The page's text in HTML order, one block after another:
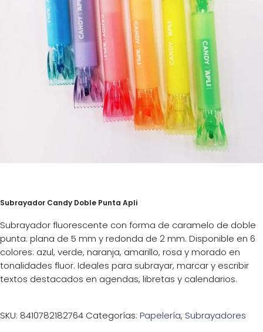
0,00€
¡Imprimir!
Subrayador Candy Doble Punta Apli
Subrayador fluorescente con forma de caramelo de doble
punta: plana de 5 mm y redonda de 2 mm. Disponible en 6
colores: azul, verde, naranja, amarillo, rosa y morado en
tonalidades fluor. Ideales para subrayar, marcar y escribir
textos destacados en agendas, libretas y calendarios.
SKU: 8410782182764 Categorías: Papelería, Subrayadores